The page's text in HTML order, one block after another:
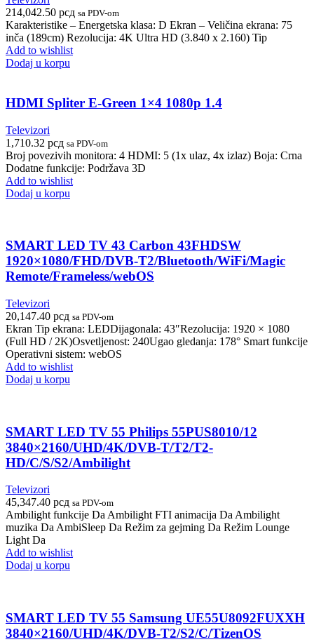
214,042.50 рсд sa PDV-om
Karakteristike – Energetska klasa: D Ekran – Veličina ekrana: 75
inča (189cm) Rezolucija: 4K Ultra HD (3.840 x 2.160) Tip
Add to wishlist
Dodaj u korpu
HDMI Spliter E-Green 1×4 1080p 1.4
Televizori
1,710.32 рсд sa PDV-om
Broj povezivih monitora: 4 HDMI: 5 (1x ulaz, 4x izlaz) Boja: Crna
Dodatne funkcije: Podržava 3D
Add to wishlist
Dodaj u korpu
SMART LED TV 43 Carbon 43FHDSW
1920×1080/FHD/DVB-T2/Bluetooth/WiFi/Magic
Remote/Frameless/webOS
Televizori
20,147.40 рсд sa PDV-om
Ekran Tip ekrana: LEDDijagonala: 43″Rezolucija: 1920 × 1080
(Full HD / 2K)Osvetljenost: 240Ugao gledanja: 178° Smart funkcije
Operativni sistem: webOS
Add to wishlist
Dodaj u korpu
SMART LED TV 55 Philips 55PUS8010/12
3840×2160/UHD/4K/DVB-T/T2/T2-
HD/C/S/S2/Ambilight
Televizori
45,347.40 рсд sa PDV-om
Ambilight funkcije Da Ambilight FTI animacija Da Ambilight
muzika Da AmbiSleep Da Režim za gejming Da Režim Lounge
Light Da
Add to wishlist
Dodaj u korpu
SMART LED TV 55 Samsung UE55U8092FUXXH
3840×2160/UHD/4K/DVB-T2/S2/C/TizenOS